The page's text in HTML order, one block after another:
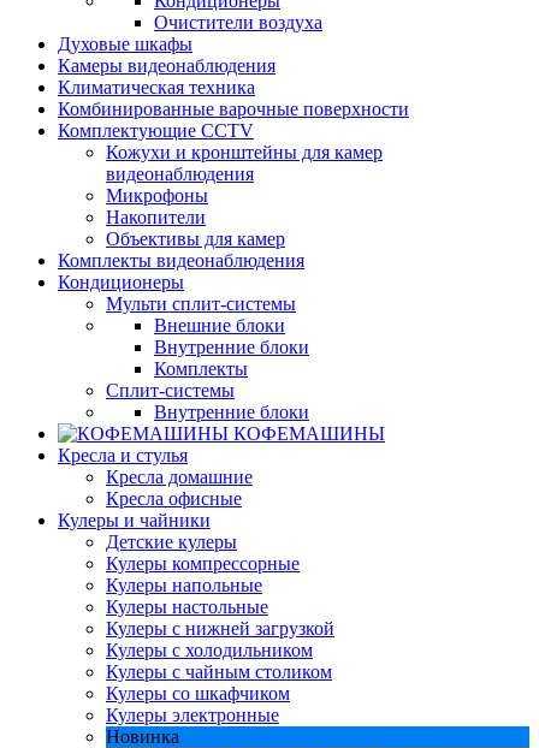
Очистители воздуха
Духовые шкафы
Камеры видеонаблюдения
Климатическая техника
Комбинированные варочные поверхности
Комплектующие CCTV
Кожухи и кронштейны для камер
видеонаблюдения
Микрофоны
Накопители
Объективы для камер
Комплекты видеонаблюдения
Кондиционеры
Мульти сплит-системы
Внешние блоки
Внутренние блоки
Комплекты
Сплит-системы
Внутренние блоки
КОФЕМАШИНЫ
Кресла и стулья
Кресла домашние
Кресла офисные
Кулеры и чайники
Детские кулеры
Кулеры компрессорные
Кулеры напольные
Кулеры настольные
Кулеры с нижней загрузкой
Кулеры с холодильником
Кулеры с чайным столиком
Кулеры со шкафчиком
Кулеры электронные
Новинка